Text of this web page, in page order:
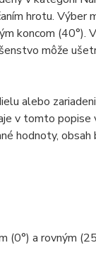
hrotu.
koncom (40°).
môže
alebo
v tomto popise
hodnoty, obsah
a rovným